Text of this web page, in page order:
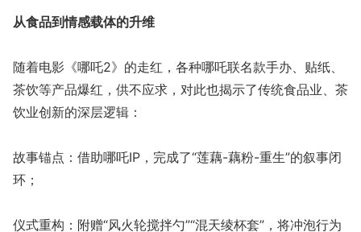
从食品到情感载体的升维
随着电影《哪吒2》的走红，各种哪吒联名款手办、贴纸、
茶饮等产品爆红，供不应求，对此也揭示了传统食品业、茶
饮业创新的深层逻辑：
故事锚点：借助哪吒IP，完成了“莲藕-藕粉-重生”的叙事闭
环；
仪式重构：附赠“风火轮搅拌勺”“混天绫杯套”，将冲泡行为